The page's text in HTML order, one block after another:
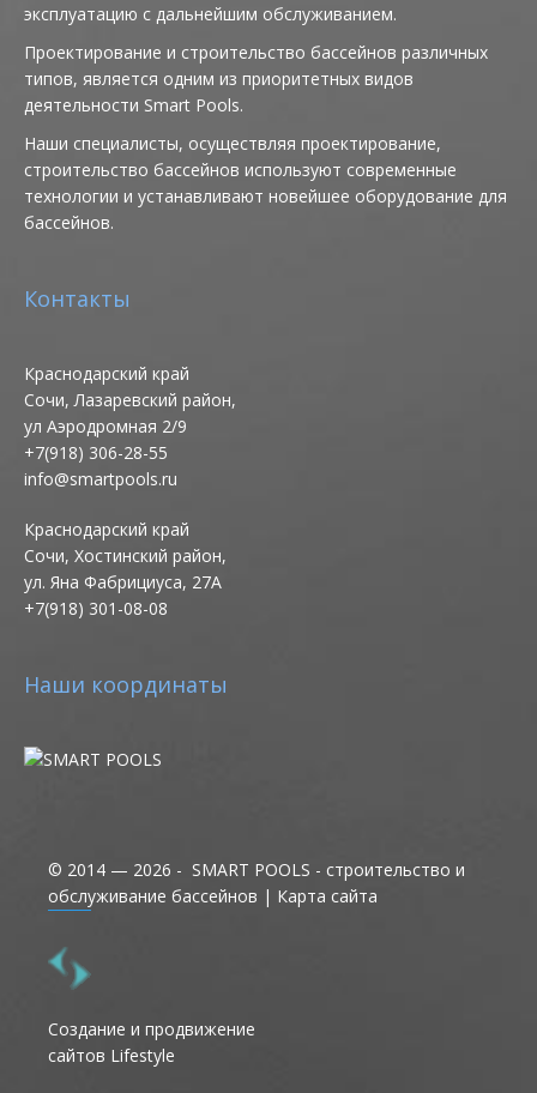
эксплуатацию с дальнейшим обслуживанием.
Проектирование и строительство бассейнов различных
типов, является одним из приоритетных видов
деятельности Smart Pools.
Наши специалисты, осуществляя проектирование,
строительство бассейнов используют современные
технологии и устанавливают новейшее оборудование для
бассейнов.
Контакты
Краснодарский край
Сочи, Лазаревский район,
ул Аэродромная 2/9
+7(918) 306-28-55
info@smartpools.ru
Краснодарский край
Сочи, Хостинский район,
ул. Яна Фабрициуса, 27А
+7(918) 301-08-08
Наши координаты
© 2014 — 2026 - SMART POOLS - строительство и
обслуживание бассейнов | Карта сайта
Создание и продвижение
сайтов Lifestyle